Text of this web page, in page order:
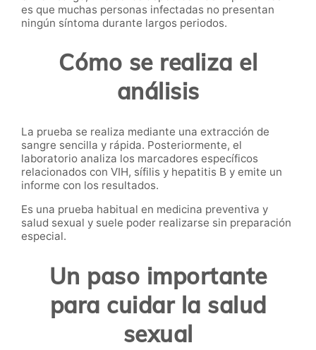
es que muchas personas infectadas no presentan
ningún síntoma durante largos periodos.
Cómo se realiza el
análisis
La prueba se realiza mediante una extracción de
sangre sencilla y rápida. Posteriormente, el
laboratorio analiza los marcadores específicos
relacionados con VIH, sífilis y hepatitis B y emite un
informe con los resultados.
Es una prueba habitual en medicina preventiva y
salud sexual y suele poder realizarse sin preparación
especial.
Un paso importante
para cuidar la salud
sexual